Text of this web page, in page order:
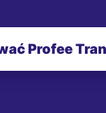
Profee